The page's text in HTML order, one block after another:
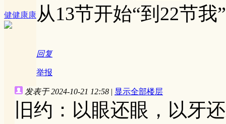
健健康康 从13节开始“到22节
回复
举报
发表于 2024-10-21 12:58 | 显示全部楼层
旧约：以眼还眼，以牙